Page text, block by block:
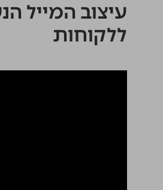
עיצוב המייל
ללקוחות